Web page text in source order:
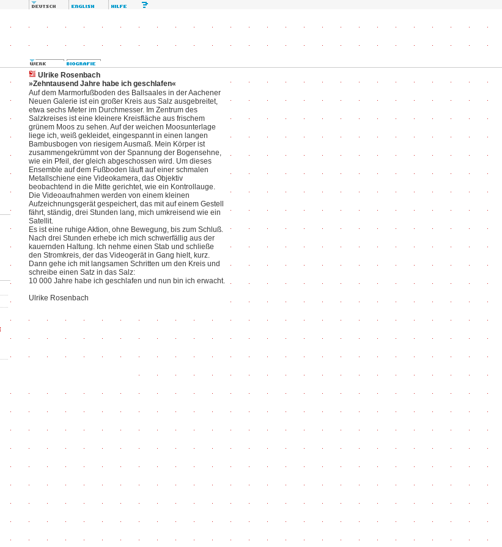
Ulrike Rosenbach
»Zehntausend Jahre habe ich geschlafen«
Auf dem Marmorfußboden des Ballsaales in der Aachener
Neuen Galerie ist ein großer Kreis aus Salz ausgebreitet,
etwa sechs Meter im Durchmesser. Im Zentrum des
Salzkreises ist eine kleinere Kreisfläche aus frischem
grünem Moos zu sehen. Auf der weichen Moosunterlage
liege ich, weiß gekleidet, eingespannt in einen langen
Bambusbogen von riesigem Ausmaß. Mein Körper ist
zusammengekrümmt von der Spannung der Bogensehne,
wie ein Pfeil, der gleich abgeschossen wird. Um dieses
Ensemble auf dem Fußboden läuft auf einer schmalen
Metallschiene eine Videokamera, das Objektiv
beobachtend in die Mitte gerichtet, wie ein Kontrollauge.
Die Videoaufnahmen werden von einem kleinen
Aufzeichnungsgerät gespeichert, das mit auf einem Gestell
fährt, ständig, drei Stunden lang, mich umkreisend wie ein
Satellit.
Es ist eine ruhige Aktion, ohne Bewegung, bis zum Schluß.
Nach drei Stunden erhebe ich mich schwerfällig aus der
kauernden Haltung. Ich nehme einen Stab und schließe
den Stromkreis, der das Videogerät in Gang hielt, kurz.
Dann gehe ich mit langsamen Schritten um den Kreis und
schreibe einen Satz in das Salz:
10 000 Jahre habe ich geschlafen und nun bin ich erwacht.
Ulrike Rosenbach